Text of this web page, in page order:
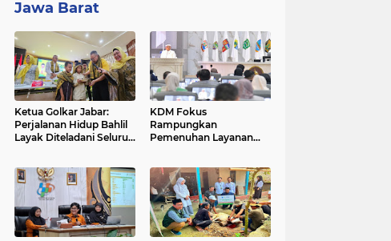
Jawa Barat
Ketua Golkar Jabar:
Perjalanan Hidup Bahlil
Layak Diteladani Seluruh
KDM Fokus
Rampungkan
Pemenuhan Layanan